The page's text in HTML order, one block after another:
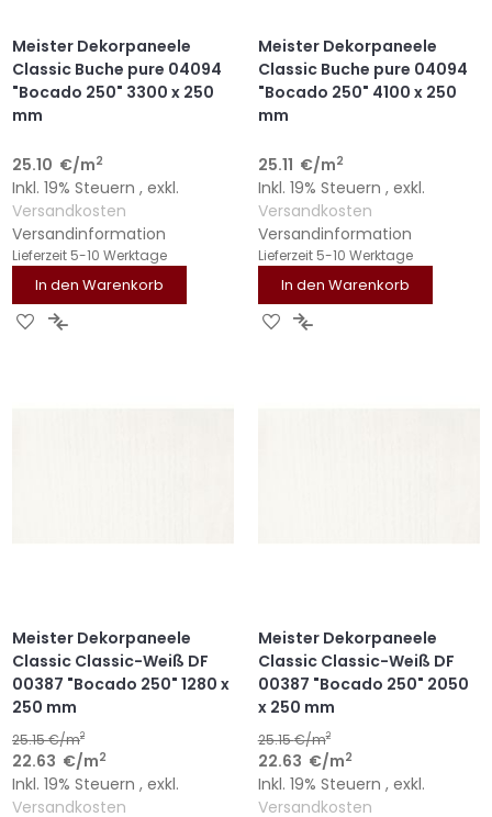
Meister Dekorpaneele
Classic Buche pure 04094
"Bocado 250" 3300 x 250
mm
25.10 €/m2
Inkl. 19% Steuern , exkl.
Versandkosten
Versandinformation
Lieferzeit 5-10 Werktage
In den Warenkorb
ZURZUR
Meister Dekorpaneele
Classic Buche pure 04094
"Bocado 250" 4100 x 250
mm
25.11 €/m2
Inkl. 19% Steuern , exkl.
Versandkosten
Versandinformation
Lieferzeit 5-10 Werktage
In den Warenkorb
ZURZUR
Meister Dekorpaneele
Classic Classic-Weiß DF
00387 "Bocado 250" 1280 x
250 mm
25.15€/m2
22.63 €/m2
Inkl. 19% Steuern , exkl.
Versandkosten
Meister Dekorpaneele
Classic Classic-Weiß DF
00387 "Bocado 250" 2050
x 250 mm
25.15€/m2
22.63 €/m2
Inkl. 19% Steuern , exkl.
Versandkosten